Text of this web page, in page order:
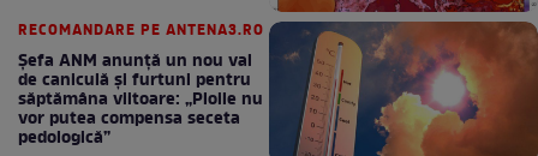
RECOMANDARE PE ANTENA3.RO
Șefa ANM anunță un nou val
de caniculă și furtuni pentru
săptămâna viitoare: „Ploile nu
vor putea compensa seceta
pedologică”